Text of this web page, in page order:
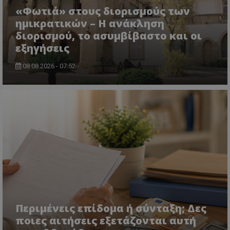
«Φωτιά» στους διορισμούς των
ημικρατικών – Η ανάκληση
διορισμού, το ασυμβίβαστο και οι
εξηγήσεις
08.08.2026 - 07:52
Περιμένεις επίδομα ή σύνταξη; Δες
ποιες αιτήσεις εξετάζονται αυτή
ASP.NET_SessionId
Microsoft Corporation
VISITOR_PRIVACY_METADATA
YouTube
.youtube.com